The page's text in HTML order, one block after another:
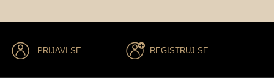
PRIJAVI SE REGISTRUJ SE